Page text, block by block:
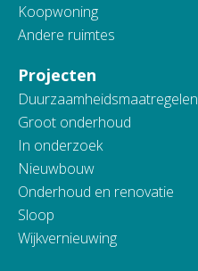
Koopwoning
Andere ruimtes
Projecten
Duurzaamheidsmaatregelen
Groot onderhoud
In onderzoek
Nieuwbouw
Onderhoud en renovatie
Sloop
Wijkvernieuwing